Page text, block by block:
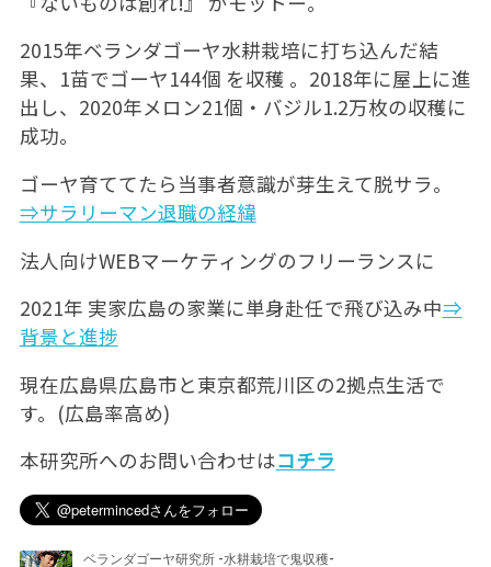
2015年ベランダゴーヤ水耕栽培に打ち込んだ結
果、1苗でゴーヤ144個 を収穫 。2018年に屋上に進
出し、2020年メロン21個・バジル1.2万枚の収穫に
成功。
ゴーヤ育ててたら当事者意識が芽生えて脱サラ。
⇒サラリーマン退職の経緯
法人向けWEBマーケティングのフリーランスに
2021年 実家広島の家業に単身赴任で飛び込み中⇒
背景と進捗
現在広島県広島市と東京都荒川区の2拠点生活で
す。(広島率高め)
本研究所へのお問い合わせはコチラ